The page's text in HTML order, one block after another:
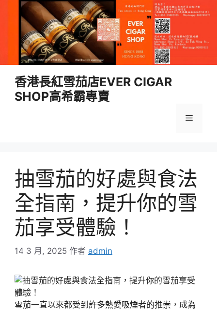
香港長紅雪茄店EVER CIGAR
SHOP高希霸專賣
選
抽雪茄的好處與食法
全指南，提升你的雪
茄享受體驗！
14 3 月, 2025 作者 admin
雪茄一直以來都受到許多熱愛吸煙者的推崇，成為